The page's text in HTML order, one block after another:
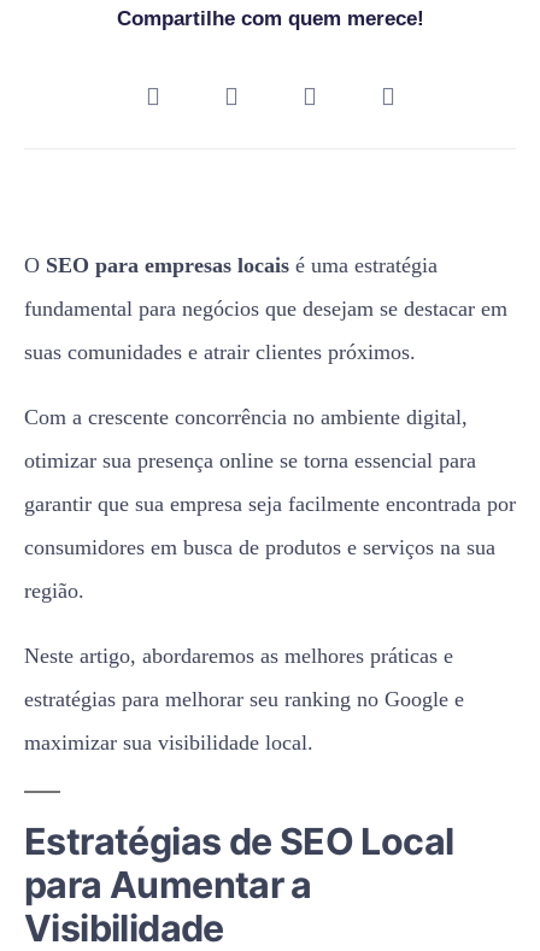
Compartilhe com quem merece!
O SEO para empresas locais é uma estratégia
fundamental para negócios que desejam se destacar em
suas comunidades e atrair clientes próximos.
Com a crescente concorrência no ambiente digital,
otimizar sua presença online se torna essencial para
garantir que sua empresa seja facilmente encontrada por
consumidores em busca de produtos e serviços na sua
região.
Neste artigo, abordaremos as melhores práticas e
estratégias para melhorar seu ranking no Google e
maximizar sua visibilidade local.
Estratégias de SEO Local
para Aumentar a
Visibilidade